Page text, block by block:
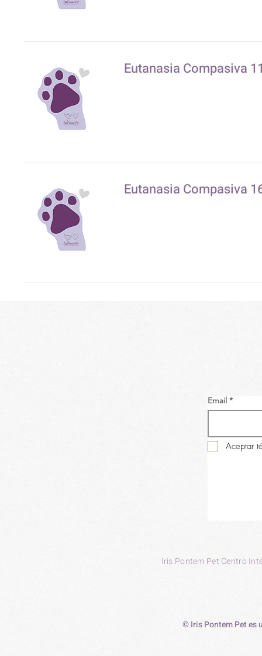
Eutanasia Compasiva
Eutanasia Compasiva
Email
Aceptar
Iris Pontem Pet Centro
© Iris Pontem Pet es